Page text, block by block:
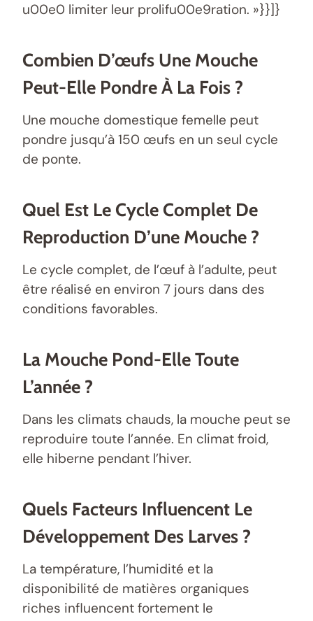
u00e0 limiter leur prolifu00e9ration. »}}]}
Combien D’œufs Une Mouche
Peut-Elle Pondre À La Fois ?
Une mouche domestique femelle peut
pondre jusqu’à 150 œufs en un seul cycle
de ponte.
Quel Est Le Cycle Complet De
Reproduction D’une Mouche ?
Le cycle complet, de l’œuf à l’adulte, peut
être réalisé en environ 7 jours dans des
conditions favorables.
La Mouche Pond-Elle Toute
L’année ?
Dans les climats chauds, la mouche peut se
reproduire toute l’année. En climat froid,
elle hiberne pendant l’hiver.
Quels Facteurs Influencent Le
Développement Des Larves ?
La température, l’humidité et la
disponibilité de matières organiques
riches influencent fortement le